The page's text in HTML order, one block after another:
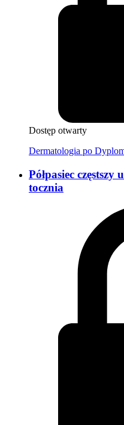
Dostęp otwarty
Dermatologia po
Półpasiec
tocznia